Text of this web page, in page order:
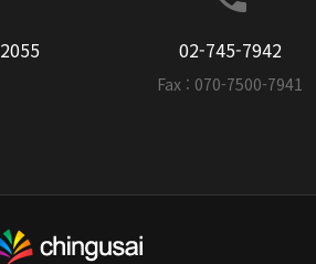
02-745-7942
Fax : 070-7500-7941